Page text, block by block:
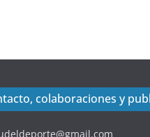
colaboraciones y